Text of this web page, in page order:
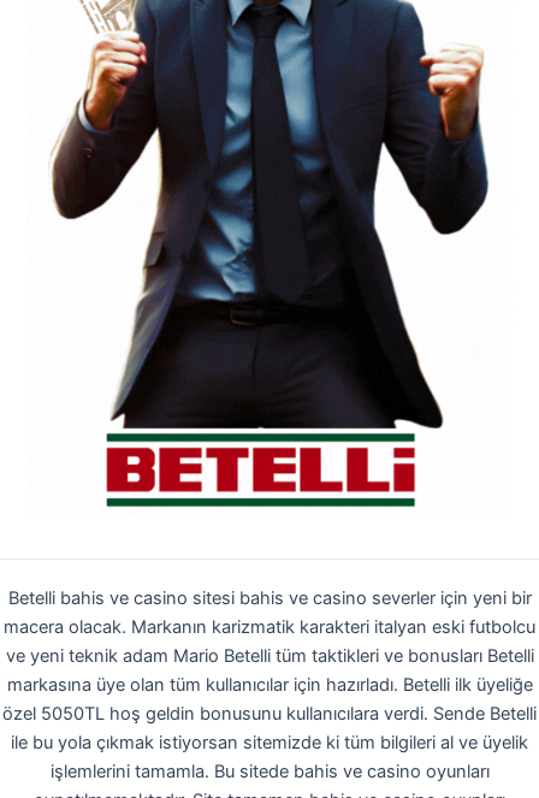
Betelli bahis ve casino sitesi bahis ve casino severler için yeni bir
macera olacak. Markanın karizmatik karakteri italyan eski futbolcu
ve yeni teknik adam Mario Betelli tüm taktikleri ve bonusları Betelli
markasına üye olan tüm kullanıcılar için hazırladı. Betelli ilk üyeliğe
özel 5050TL hoş geldin bonusunu kullanıcılara verdi. Sende Betelli
ile bu yola çıkmak istiyorsan sitemizde ki tüm bilgileri al ve üyelik
işlemlerini tamamla. Bu sitede bahis ve casino oyunları